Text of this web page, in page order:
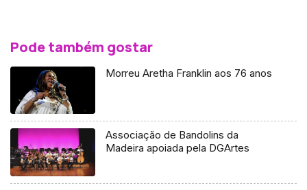
Pode também gostar
Morreu Aretha Franklin aos 76 anos
Associação de Bandolins da
Madeira apoiada pela DGArtes